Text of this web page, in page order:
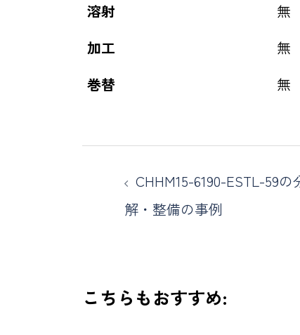
溶射
無
加工
無
巻替
無
CHHM15-6190-ESTL-59の
解・整備の事例
こちらもおすすめ: